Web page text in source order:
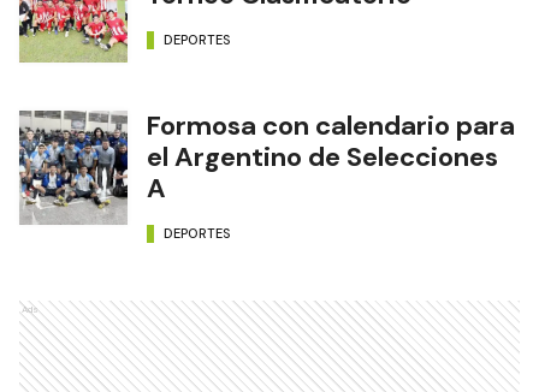
DEPORTES
Formosa con calendario para
el Argentino de Selecciones
A
DEPORTES
Ads